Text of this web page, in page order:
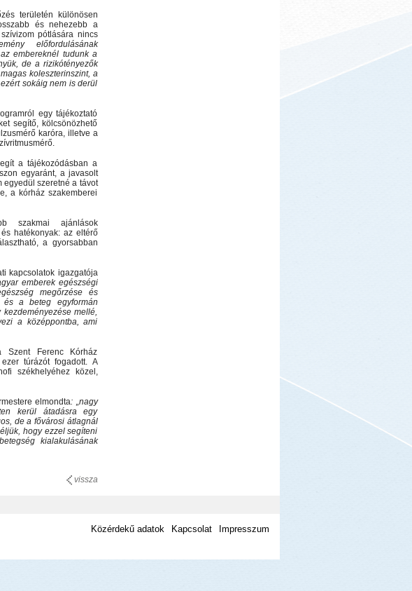
területén különösen
és nehezebb a
pótlására nincs
előfordulásának
embereknél tudunk a
de a rizikótényezők
koleszterinszint, a
sokáig nem is derül
egy tájékoztató
segítő, kölcsönözhető
karóra, illetve a
a tájékozódásban a
egyaránt, a javasolt
egyedül szeretné a távot
a kórház szakemberei
szakmai ajánlások
hatékonyak: az eltérő
a gyorsabban
kapcsolatok igazgatója
emberek egészségi
megőrzése és
és a beteg egyformán
mellé,
a középpontba, ami
Ferenc Kórház
túrázót fogadott. A
székhelyéhez közel,
elmondta: „nagy
kerül átadásra egy
de a fővárosi átlagnál
hogy ezzel segíteni
kialakulásának
vissza
Közérdekű adatok Kapcsolat Impresszum